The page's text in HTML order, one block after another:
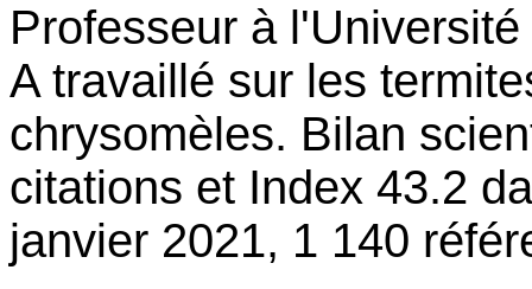
Professeur à
A travaillé sur les
chrysomèles. Bilan
citations et Index 43.2
janvier 2021, 1 140